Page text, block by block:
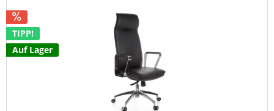
TIPP!
Auf Lager